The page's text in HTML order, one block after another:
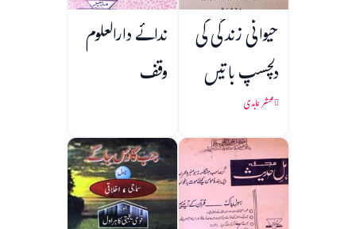
حیوانی زندگی کی
دلچسپ باتیں
محشر عابدی
ندائے دارالعلوم
وقف